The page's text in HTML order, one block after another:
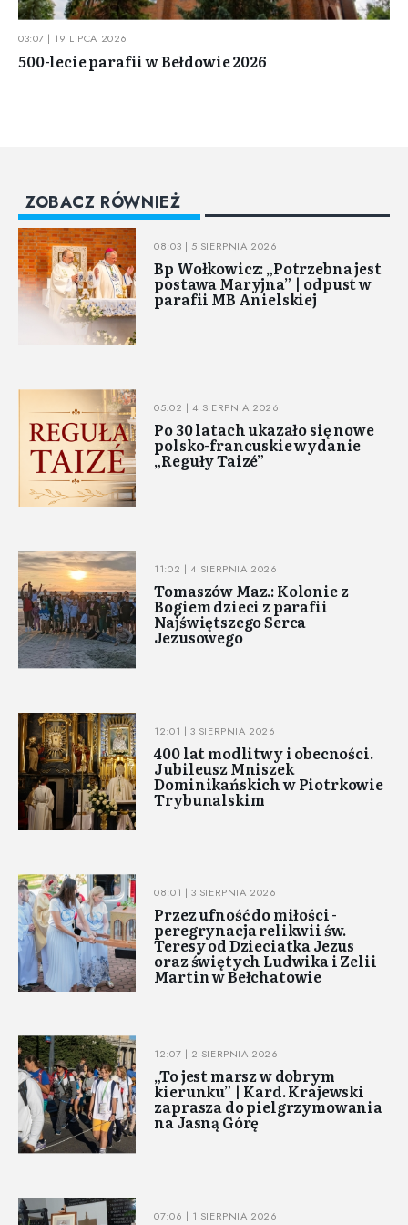
03:07 | 19 LIPCA 2026
500-lecie parafii w Bełdowie 2026
ZOBACZ RÓWNIEŻ
08:03 | 5 SIERPNIA 2026
Bp Wołkowicz: „Potrzebna jest
postawa Maryjna” | odpust w
parafii MB Anielskiej
05:02 | 4 SIERPNIA 2026
Po 30 latach ukazało się nowe
polsko-francuskie wydanie
„Reguły Taizé”
11:02 | 4 SIERPNIA 2026
Tomaszów Maz.: Kolonie z
Bogiem dzieci z parafii
Najświętszego Serca
Jezusowego
12:01 | 3 SIERPNIA 2026
400 lat modlitwy i obecności.
Jubileusz Mniszek
Dominikańskich w Piotrkowie
Trybunalskim
08:01 | 3 SIERPNIA 2026
Przez ufność do miłości -
peregrynacja relikwii św.
Teresy od Dzieciatka Jezus
oraz świętych Ludwika i Zelii
Martin w Bełchatowie
12:07 | 2 SIERPNIA 2026
„To jest marsz w dobrym
kierunku” | Kard. Krajewski
zaprasza do pielgrzymowania
na Jasną Górę
07:06 | 1 SIERPNIA 2026